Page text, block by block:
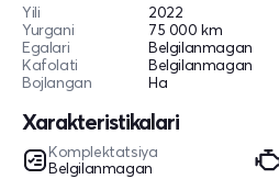
Yili
2022
Yurgani
75 000 km
Egalari
Belgilanmagan
Kafolati
Belgilanmagan
Bojlangan
Ha
Xarakteristikalari
Komplektatsiya
Belgilanmagan